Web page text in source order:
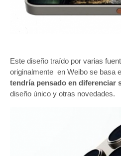
Este diseño traído por varias
originalmente en Weibo se basa
tendría pensado en diferenciar
diseño único y otras novedades.